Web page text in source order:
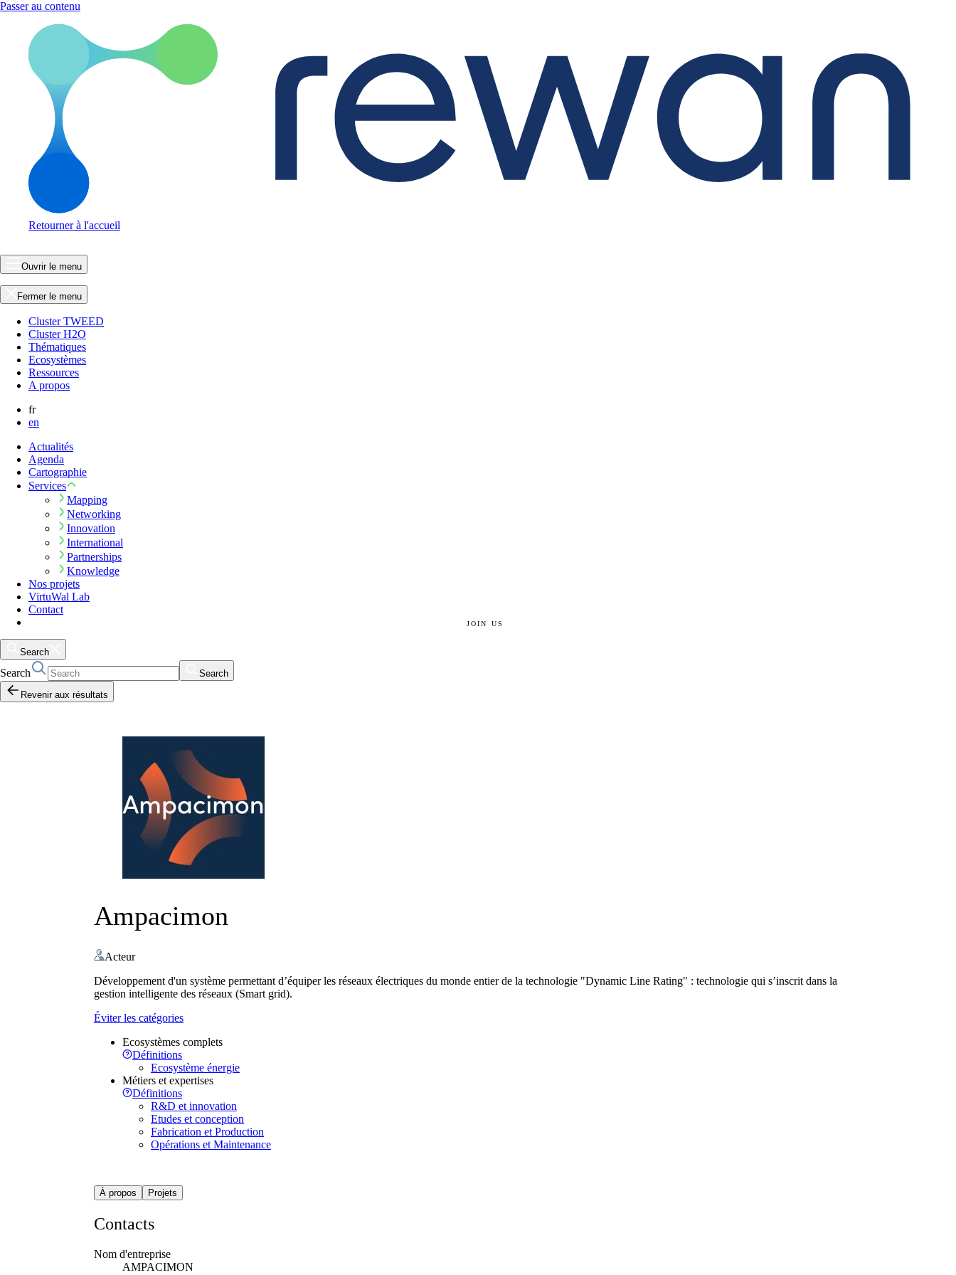
Passer au contenu
Retourner à l'accueil
Ouvrir le menu
Fermer le menu
Cluster TWEED
Cluster H2O
Thématiques
Ecosystèmes
Ressources
A propos
fr
en
Actualités
Agenda
Cartographie
Services
Mapping
Networking
Innovation
International
Partnerships
Knowledge
Nos projets
VirtuWal Lab
Contact
JOIN US
Search
Search
Search
Revenir aux résultats
Ampacimon
Acteur
Développement d'un système permettant d’équiper les réseaux électriques du monde entier de la technologie "Dynamic Line Rating" : technologie qui s’inscrit dans la
gestion intelligente des réseaux (Smart grid).
Éviter les catégories
Ecosystèmes complets
Définitions
Ecosystème énergie
Métiers et expertises
Définitions
R&D et innovation
Etudes et conception
Fabrication et Production
Opérations et Maintenance
À propos Projets
Contacts
Nom d'entreprise
AMPACIMON